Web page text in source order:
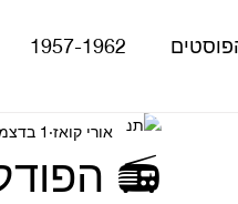
1957-1962
Please Please Me
אורי קואז 1 בדצמ׳ 2025